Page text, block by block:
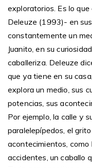
exploratorios. Es lo
Deleuze (1993)- en
constantemente un
Juanito, en su
caballeriza. Deleuze
que ya tiene en su
explora un medio, sus
potencias, sus
Por ejemplo, la calle y
paralelepípedos, el
acontecimientos, como
accidentes, un caballo